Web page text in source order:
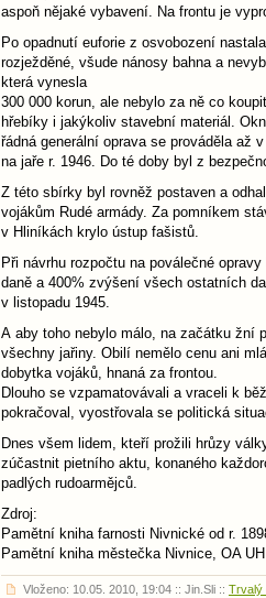
aspoň nějaké vybavení. Na frontu je
Po opadnutí euforie z osvobození
rozježděné, všude nánosy bahna a
která vynesla
300 000 korun, ale nebylo za ně co
hřebíky i jakýkoliv stavební materiál.
řádná generální oprava se prováděla až
na jaře r. 1946. Do té doby byl z
Z této sbírky byl rovněž postaven a
vojákům Rudé armády. Za pomníkem
v Hliníkách krylo ústup fašistů.
Při návrhu rozpočtu na poválečné
daně a 400% zvýšení všech ostatních
v listopadu 1945.
A aby toho nebylo málo, na začátku žní
všechny jařiny. Obilí nemělo cenu ani
dobytka vojáků, hnaná za frontou.
Dlouho se vzpamatovávali a vraceli k
pokračoval, vyostřovala se politická
Dnes všem lidem, kteří prožili hrůzy
zúčastnit pietního aktu, konaného
padlých rudoarmějců.
Zdroj:
Pamětní kniha farnosti Nivnické od r.
Pamětní kniha městečka Nivnice, OA UH
Vloženo: 10.05. 2010, 19:04 :: Jin.Sli :: Trvalý